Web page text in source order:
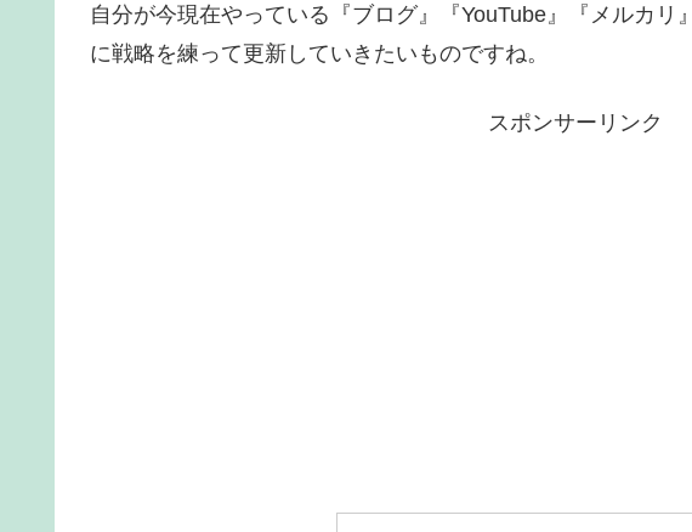
自分が今現在やっている『ブログ』『YouTube』『メルカリ
に戦略を練って更新していきたいものですね。
スポンサーリンク